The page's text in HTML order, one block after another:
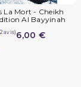
La Mort - Cheikh
Al Bayyinah
6,00 €